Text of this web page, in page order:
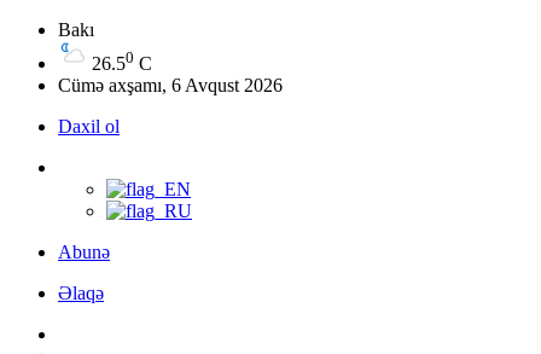
Bakı
26.50 C
Cümə axşamı, 6 Avqust 2026
Daxil ol
Abunə
Əlaqə